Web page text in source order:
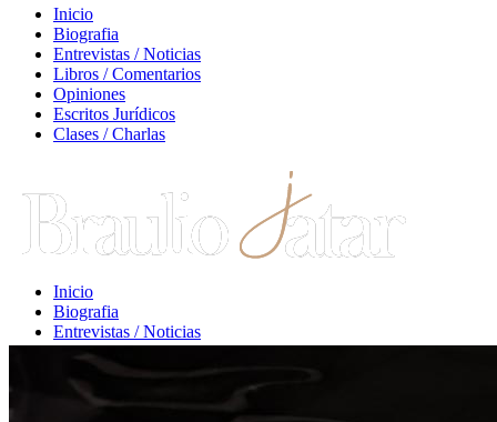
Inicio
Biografia
Entrevistas / Noticias
Libros / Comentarios
Opiniones
Escritos Jurídicos
Clases / Charlas
Inicio
Biografia
Entrevistas / Noticias
Libros / Comentarios
Opiniones
Escritos Jurídicos
Clases / Charlas